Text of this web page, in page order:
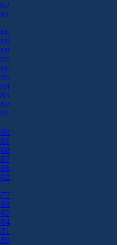
02
00
99
98
97
96
95
94
93
92
90
89
88
87
86
82
77
68
67
64
50